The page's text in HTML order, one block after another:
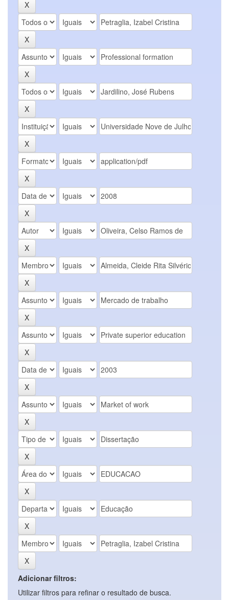
Adicionar filtros:
Utilizar filtros para refinar o resultado de busca.